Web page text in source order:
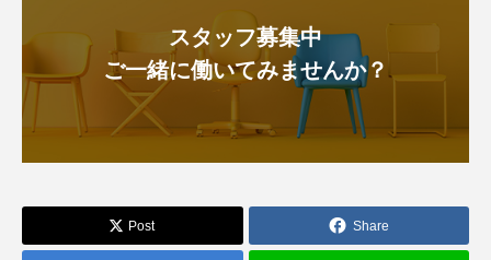
スタッフ募集中
ご一緒に働いてみませんか？
Post Share